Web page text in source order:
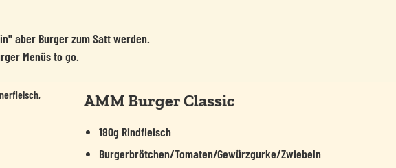
aber Burger zum Satt werden.
Menüs to go.
AMM Burger Classic
180g Rindfleisch
Burgerbrötchen/Tomaten/Gewürzgurke/Zwiebeln